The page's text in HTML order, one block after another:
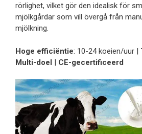
rörlighet, vilket gör den idealisk för
mjölkgårdar som vill övergå från
mjölkning.
Hoge efficiëntie: 10-24 koeien/uur |
Multi-doel | CE-gecertificeerd